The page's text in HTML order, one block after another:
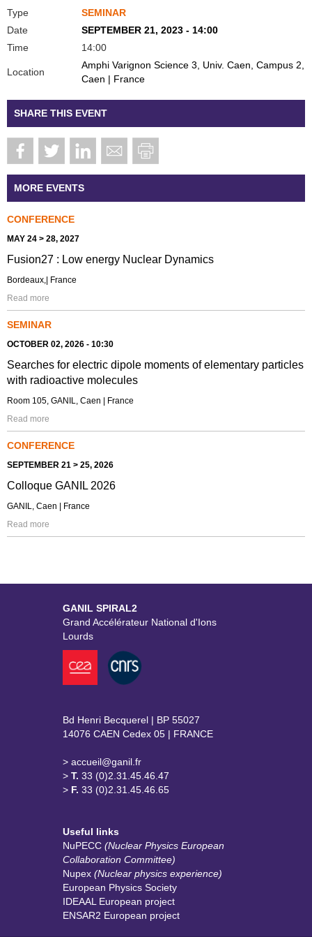
Type
SEMINAR
Date
SEPTEMBER 21, 2023 - 14:00
Time
14:00
Location
Amphi Varignon Science 3, Univ. Caen, Campus 2,
Caen | France
SHARE THIS EVENT
MORE EVENTS
CONFERENCE
MAY 24 > 28, 2027
Fusion27 : Low energy Nuclear Dynamics
Bordeaux,| France
Read more
SEMINAR
OCTOBER 02, 2026 - 10:30
Searches for electric dipole moments of elementary particles
with radioactive molecules
Room 105, GANIL, Caen | France
Read more
CONFERENCE
SEPTEMBER 21 > 25, 2026
Colloque GANIL 2026
GANIL, Caen | France
Read more
GANIL SPIRAL2
Grand Accélérateur National d'Ions
Lourds
Bd Henri Becquerel | BP 55027
14076 CAEN Cedex 05 | FRANCE
> accueil@ganil.fr
> T. 33 (0)2.31.45.46.47
> F. 33 (0)2.31.45.46.65
Useful links
NuPECC (Nuclear Physics European
Collaboration Committee)
Nupex (Nuclear physics experience)
European Physics Society
IDEAAL European project
ENSAR2 European project